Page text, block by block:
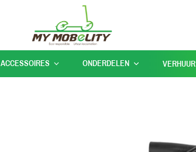
ACCESSOIRES ONDERDELEN VERHUUR